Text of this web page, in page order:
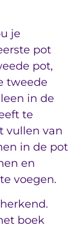
je
pot
pot,
tweede
in de
te
vullen van
in de pot
en
voegen.
boek